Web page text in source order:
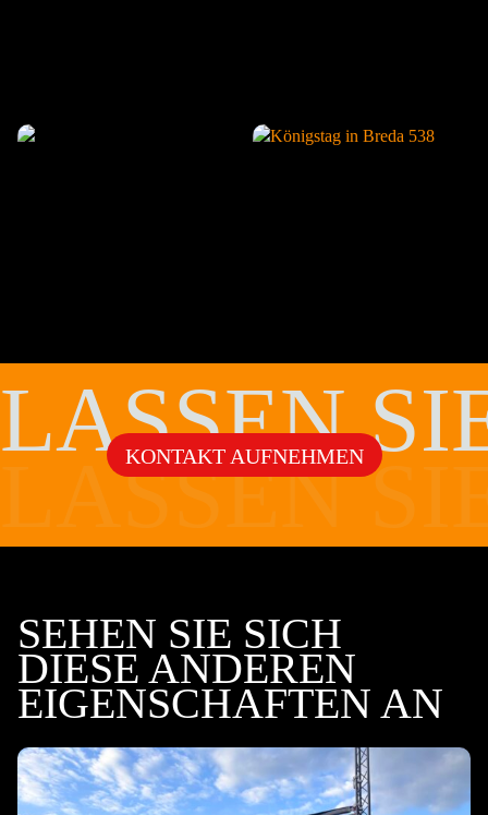
LASSEN
LASSEN
KONTAKT AUFNEHMEN
SEHEN SIE SICH
DIESE ANDEREN
EIGENSCHAFTEN AN